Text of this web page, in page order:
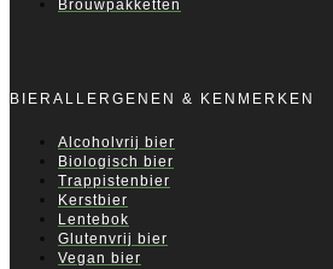
Brouwpakketten
BIERALLERGENEN & KENMERKEN
Alcoholvrij bier
Biologisch bier
Trappistenbier
Kerstbier
Lentebok
Glutenvrij bier
Vegan bier